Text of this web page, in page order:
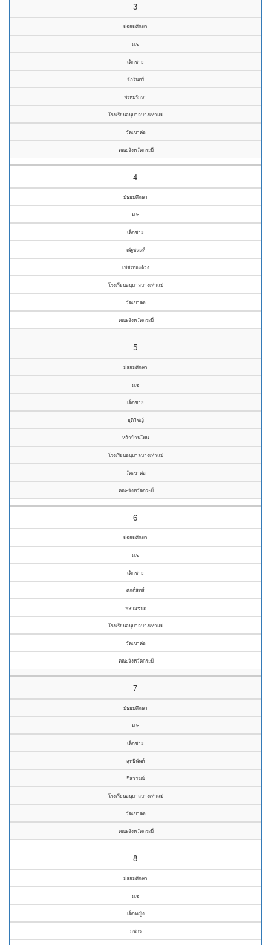
3
มัธยมศึกษา
ม.๒
เด็กชาย
จักรินทร์
พรหมรักษา
โรงเรียนอนุบาลบางเท่าแม่
วัดเขาต่อ
คณะจังหวัดกระบี่
4
มัธยมศึกษา
ม.๒
เด็กชาย
ณัฐชนนท์
เพชรทองด้วง
โรงเรียนอนุบาลบางเท่าแม่
วัดเขาต่อ
คณะจังหวัดกระบี่
5
มัธยมศึกษา
ม.๒
เด็กชาย
ยุติวิชญ์
หล้าบ้านโพน
โรงเรียนอนุบาลบางเท่าแม่
วัดเขาต่อ
คณะจังหวัดกระบี่
6
มัธยมศึกษา
ม.๒
เด็กชาย
ศักดิ์สิทธิ์
พลายชนะ
โรงเรียนอนุบาลบางเท่าแม่
วัดเขาต่อ
คณะจังหวัดกระบี่
7
มัธยมศึกษา
ม.๒
เด็กชาย
สุทธินันท์
ชิลวรรณ์
โรงเรียนอนุบาลบางเท่าแม่
วัดเขาต่อ
คณะจังหวัดกระบี่
8
มัธยมศึกษา
ม.๒
เด็กหญิง
กชกร